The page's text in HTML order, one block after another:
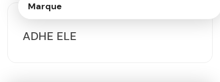
Marque
ADHE ELE